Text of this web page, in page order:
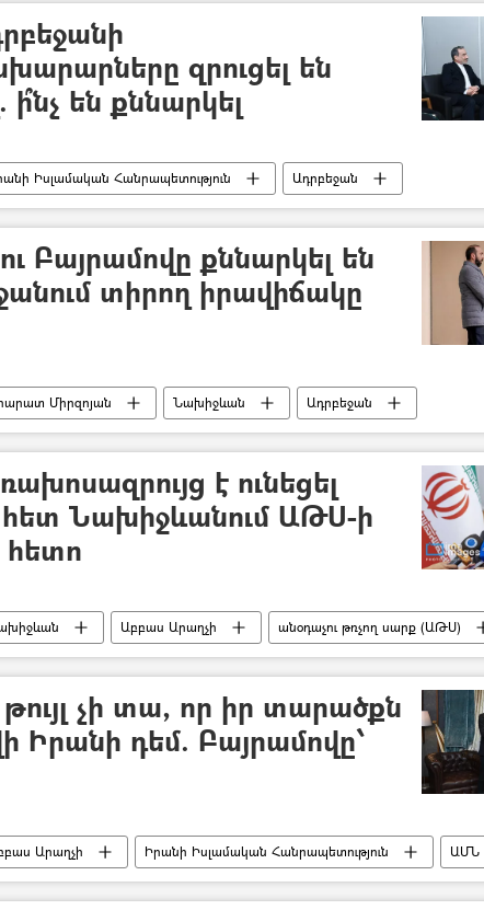
զրուցել են
են քննարկել
Իսլամական Հանրապետություն
Ադրբեջան
Բայրամովը քննարկել են
տիրող իրավիճակը
Միրզոյան Նախիջևան
Ադրբեջան
ադրբեջանական
է ունեցել
հետ Նախիջևանում ԱԹՍ-ի
հետո
Աբբաս Արաղչի
անօդաչու թռչող սարք (ԱԹՍ)
Իսլամական Հանրապետություն
չի տա, որ իր տարածքն
Իրանի դեմ. Բայրամովը՝
Արաղչի Իրանի Իսլամական Հանրապետություն
ԱՄՆ